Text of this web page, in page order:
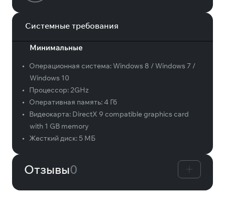
Системные требования
Минимальные
• Операционная система:Windows 8 / Windows 7 /
Windows 10
•
Процессор:2GHz
•
Оперативная память:4 Гб
•
Видеокарта: DirectX 9 compatible graphics card
with 1 GB memory
•
Жесткий диск: 5 МБ
Отзывы0